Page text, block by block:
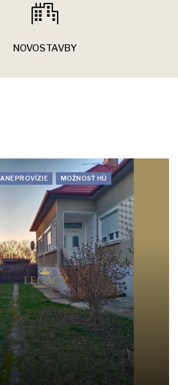
NOVOSTAVBY
PROVÍZIE MOŽNOSŤ HÚ